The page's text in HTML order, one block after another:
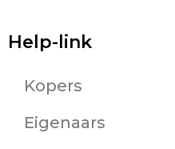
Help-link
Kopers
Eigenaars